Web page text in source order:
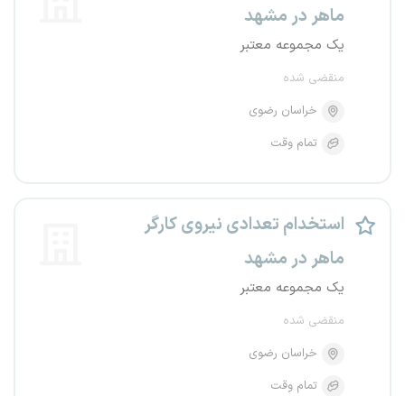
ماهر در مشهد
یک مجموعه معتبر
منقضی شده
خراسان رضوی
تمام وقت
استخدام تعدادی نیروی کارگر
ماهر در مشهد
یک مجموعه معتبر
منقضی شده
خراسان رضوی
تمام وقت